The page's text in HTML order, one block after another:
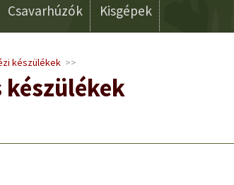
Csavarhúzók Kisgépek
készülékek >>
készülékek